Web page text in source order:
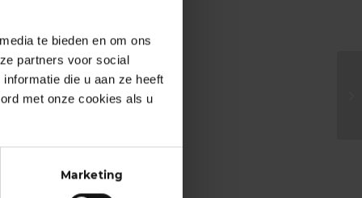
te bieden en om ons
partners voor social
die u aan ze heeft
met onze cookies als u
Marketing